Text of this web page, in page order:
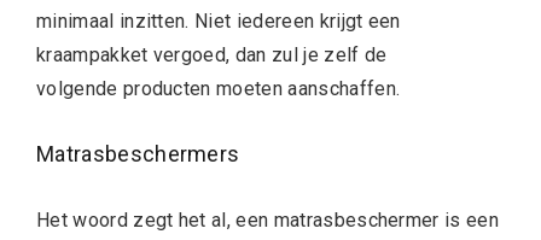
minimaal inzitten. Niet iedereen krijgt een
kraampakket vergoed, dan zul je zelf de
volgende producten moeten aanschaffen.
Matrasbeschermers
Het woord zegt het al, een matrasbeschermer is een